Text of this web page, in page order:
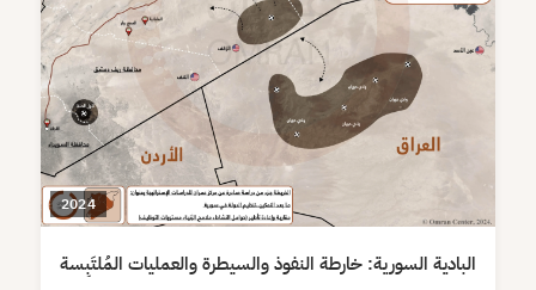
2024
البادية السورية: خارطة النفوذ والسيطرة والعمليات المُلتَبِسة